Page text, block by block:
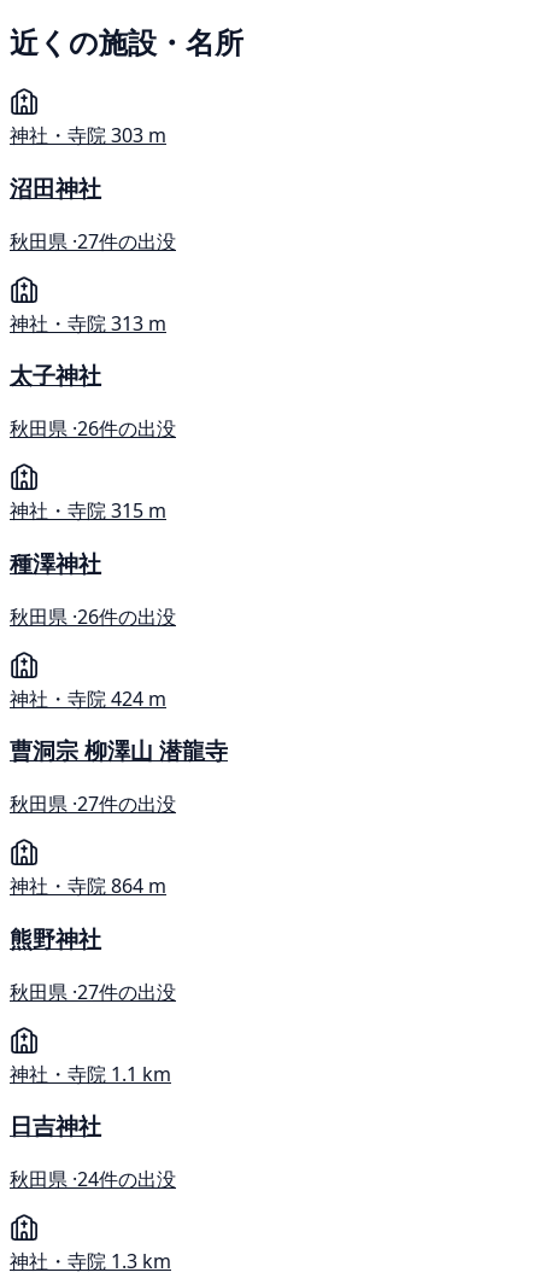
近くの施設・名所
神社・寺院303 m
沼田神社
秋田県 ·27件の出没
神社・寺院313 m
太子神社
秋田県 ·26件の出没
神社・寺院315 m
種澤神社
秋田県 ·26件の出没
神社・寺院424 m
曹洞宗 柳澤山 潜龍寺
秋田県 ·27件の出没
神社・寺院864 m
熊野神社
秋田県 ·27件の出没
神社・寺院 1.1 km
日吉神社
秋田県 ·24件の出没
神社・寺院 1.3 km